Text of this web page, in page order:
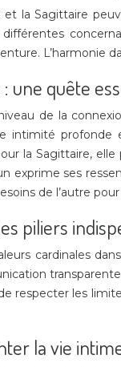
et la Sagittaire
une quête
de la
intimité profonde
la Sagittaire,
exprime ses
de l’autre
piliers
cardinales
respecter les
la vie